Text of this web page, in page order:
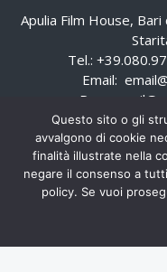
Apulia Film House,
Tel.:
Email:
Pec:
Questo sito o gli
avvalgono di cookie
finalità illustrate nella
negare il consenso a
policy. Se vuoi